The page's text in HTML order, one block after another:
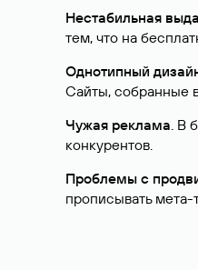
Нестабильная
тем, что на
Однотипный
Сайты, собранные
Чужая реклама. В
конкурентов.
Проблемы с
прописывать мета-